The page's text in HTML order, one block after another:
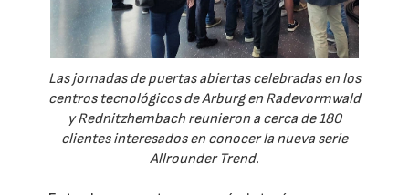
Las jornadas de puertas abiertas celebradas en los
centros tecnológicos de Arburg en Radevormwald
y Rednitzhembach reunieron a cerca de 180
clientes interesados en conocer la nueva serie
Allrounder Trend.